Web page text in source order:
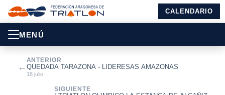
CALENDARIO
MENÚ
←
ANTERIOR
QUEDADA TARAZONA - LIDERESAS AMAZONAS
18 julio
SIGUIENTE